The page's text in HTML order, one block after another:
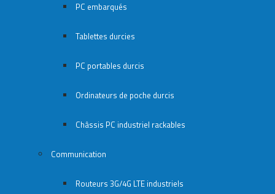
PC embarqués
Tablettes durcies
PC portables durcis
Ordinateurs de poche durcis
Châssis PC industriel rackables​
Communication
Routeurs 3G/4G LTE industriels